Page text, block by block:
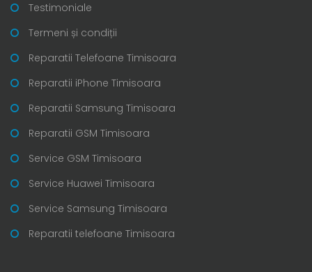
Testimoniale
Termeni și condiții
Reparatii Telefoane Timisoara
Reparatii iPhone Timisoara
Reparatii Samsung Timisoara
Reparatii GSM Timisoara
Service GSM Timisoara
Service Huawei Timisoara
Service Samsung Timisoara
Reparatii telefoane Timisoara